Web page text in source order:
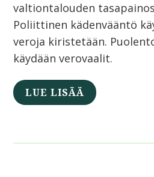
valtiontalouden
Poliittinen kädenvääntö
veroja kiristetään.
käydään verovaalit.
LUE LISÄÄ